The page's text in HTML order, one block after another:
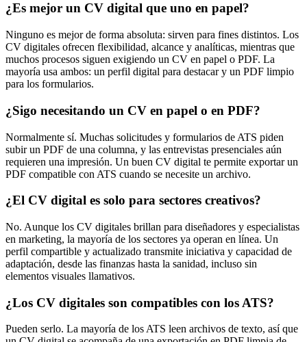
¿Es mejor un CV digital que uno en papel?
Ninguno es mejor de forma absoluta: sirven para fines distintos. Los
CV digitales ofrecen flexibilidad, alcance y analíticas, mientras que
muchos procesos siguen exigiendo un CV en papel o PDF. La
mayoría usa ambos: un perfil digital para destacar y un PDF limpio
para los formularios.
¿Sigo necesitando un CV en papel o en PDF?
Normalmente sí. Muchas solicitudes y formularios de ATS piden
subir un PDF de una columna, y las entrevistas presenciales aún
requieren una impresión. Un buen CV digital te permite exportar un
PDF compatible con ATS cuando se necesite un archivo.
¿El CV digital es solo para sectores creativos?
No. Aunque los CV digitales brillan para diseñadores y especialistas
en marketing, la mayoría de los sectores ya operan en línea. Un
perfil compartible y actualizado transmite iniciativa y capacidad de
adaptación, desde las finanzas hasta la sanidad, incluso sin
elementos visuales llamativos.
¿Los CV digitales son compatibles con los ATS?
Pueden serlo. La mayoría de los ATS leen archivos de texto, así que